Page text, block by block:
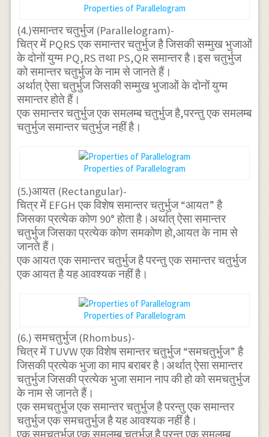
Properties of Parallelogram
(4.)समान्तर चतुर्भुज (Parallelogram)-
चित्र में PQRS एक समान्तर चतुर्भुज है जिसकी सम्मुख भुजाओं
के दोनों युग्म PQ,RS तथा PS,QR समान्तर है।इस चतुर्भुज
को समान्तर चतुर्भुज के नाम से जानते हैं।
अर्थात् ऐसा चतुर्भुज जिसकी सम्मुख भुजाओं के दोनों युग्म
समान्तर होते हैं।
एक समान्तर चतुर्भुज एक समलम्ब चतुर्भुज है,परन्तु एक समलम्ब
चतुर्भुज समान्तर चतुर्भुज नहीं है।
Properties of Parallelogram
(5.)आयत (Rectangular)-
चित्र में EFGH एक विशेष समान्तर चतुर्भुज “आयत” है
जिसका प्रत्येक कोण 90° होता है।अर्थात् ऐसा समान्तर
चतुर्भुज जिसका प्रत्येक कोण समकोण हो,आयत के नाम से
जानते हैं।
एक आयत एक समान्तर चतुर्भुज है परन्तु एक समान्तर चतुर्भुज
एक आयत है यह आवश्यक नहीं है।
Properties of Parallelogram
(6.) समचतुर्भुज (Rhombus)-
चित्र में TUVW एक विशेष समान्तर चतुर्भुज “समचतुर्भुज” है
जिसकी प्रत्येक भुजा का माप बराबर है।अर्थात् ऐसा समान्तर
चतुर्भुज जिसकी प्रत्येक भुजा समान नाप की हो को समचतुर्भुज
के नाम से जानते हैं।
एक समचतुर्भुज एक समान्तर चतुर्भुज है परन्तु एक समान्तर
चतुर्भुज एक समचतुर्भुज है यह आवश्यक नहीं है।